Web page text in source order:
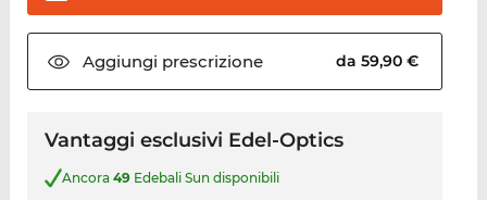
Aggiungi prescrizione da 59,90 €
Vantaggi esclusivi Edel-Optics
Ancora 49Edebali Sun disponibili